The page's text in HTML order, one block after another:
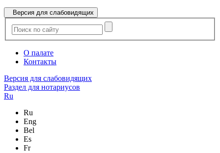
Версия для слабовидящих
О палате
Контакты
Версия для слабовидящих
Раздел для нотариусов
Ru
Ru
Eng
Bel
Es
Fr